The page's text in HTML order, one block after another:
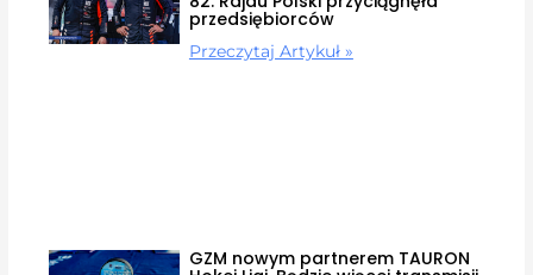
przedsiębiorców
Przeczytaj Artykuł »
GZM nowym partnerem TAURON